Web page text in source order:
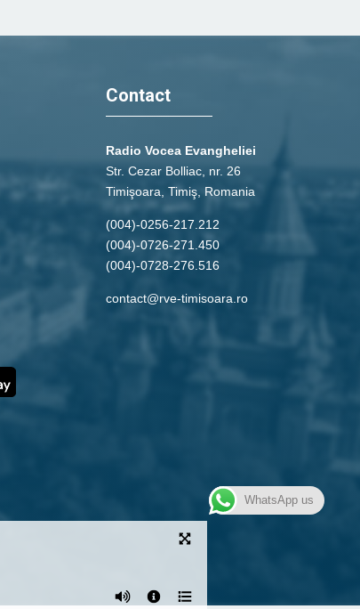
Contact
Radio Vocea Evangheliei
Str. Cezar Bolliac, nr. 26
Timişoara, Timiş, Romania
(004)-0256-217.212
(004)-0726-271.450
(004)-0728-276.516
contact@rve-timisoara.ro
WhatsApp us